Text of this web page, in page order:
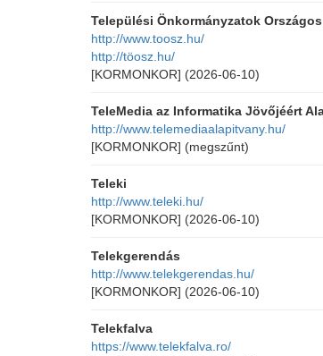
Települési Önkormányzatok
http://www.toosz.hu/
http://töosz.hu/
[KORMONKOR] (2026-06-10)
TeleMedia az Informatika Jövőjéért
http://www.telemediaalapitvany.hu/
[KORMONKOR] (megszűnt)
Teleki
http://www.teleki.hu/
[KORMONKOR] (2026-06-10)
Telekgerendás
http://www.telekgerendas.hu/
[KORMONKOR] (2026-06-10)
Telekfalva
https://www.telekfalva.ro/